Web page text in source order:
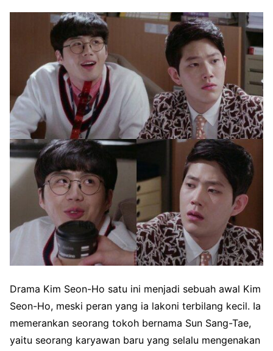
Drama Kim Seon-Ho satu ini menjadi sebuah awal Kim
Seon-Ho, meski peran yang ia lakoni terbilang kecil. Ia
memerankan seorang tokoh bernama Sun Sang-Tae,
yaitu seorang karyawan baru yang selalu mengenakan